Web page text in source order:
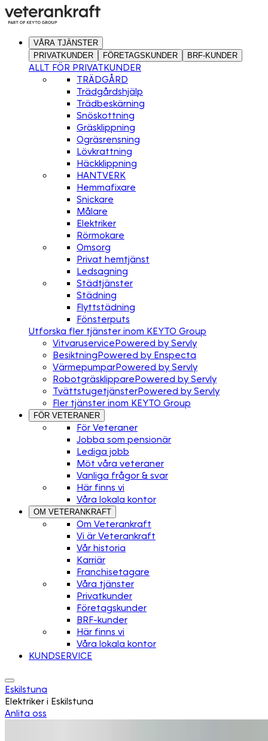
VÅRA TJÄNSTER
PRIVATKUNDER
FÖRETAGSKUNDER BRF-KUNDER
ALLT FÖR PRIVATKUNDER
TRÄDGÅRD
Trädgårdshjälp
Trädbeskärning
Snöskottning
Gräsklippning
Ogräsrensning
Lövkrattning
Häckklippning
HANTVERK
Hemmafixare
Snickare
Målare
Elektriker
Rörmokare
Omsorg
Privat hemtjänst
Ledsagning
Städtjänster
Städning
Flyttstädning
Fönsterputs
Utforska fler tjänster inom KEYTO Group
VitvaruservicePowered by Servly
BesiktningPowered by Enspecta
VärmepumparPowered by Servly
RobotgräsklipparePowered by Servly
TvättstugetjänsterPowered by Servly
Fler tjänster inom KEYTO Group
FÖR VETERANER
För Veteraner
Jobba som pensionär
Lediga jobb
Möt våra veteraner
Vanliga frågor & svar
Här finns vi
Våra lokala kontor
OM VETERANKRAFT
Om Veterankraft
Vi är Veterankraft
Vår historia
Karriär
Franchisetagare
Våra tjänster
Privatkunder
Företagskunder
BRF-kunder
Här finns vi
Våra lokala kontor
KUNDSERVICE
Eskilstuna
Elektriker i Eskilstuna
Anlita oss